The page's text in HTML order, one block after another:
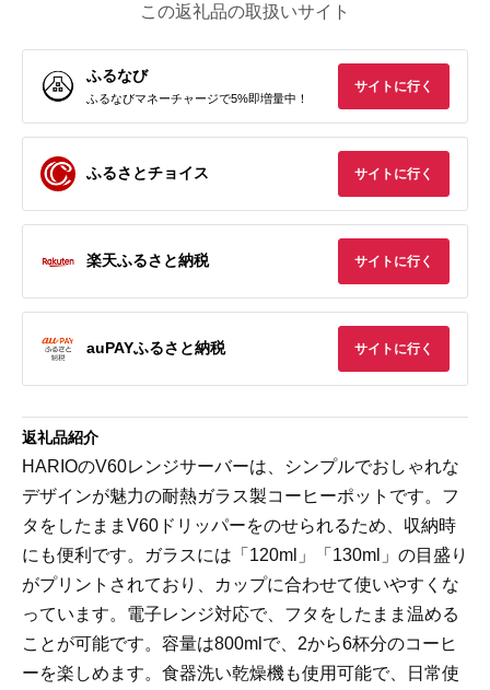
この返礼品の取扱いサイト
ふるなび
ふるなびマネーチャージで5%即増量中！
サイトに行く
ふるさとチョイス サイトに行く
楽天ふるさと納税 サイトに行く
auPAYふるさと納税 サイトに行く
返礼品紹介
HARIOのV60レンジサーバーは、シンプルでおしゃれな
デザインが魅力の耐熱ガラス製コーヒーポットです。フ
タをしたままV60ドリッパーをのせられるため、収納時
にも便利です。ガラスには「120ml」「130ml」の目盛り
がプリントされており、カップに合わせて使いやすくな
っています。電子レンジ対応で、フタをしたまま温める
ことが可能です。容量は800mlで、2から6杯分のコーヒ
ーを楽しめます。食器洗い乾燥機も使用可能で、日常使